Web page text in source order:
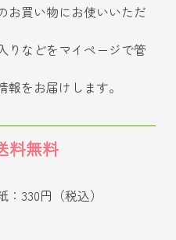
お買い物にお使いいただ
りなどをマイページで管
をお届けします。
料無料
330円（税込）